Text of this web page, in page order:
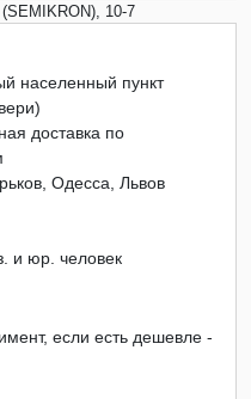
10-7
населенный пункт
доставка по
Одесса, Львов
и юр. человек
если есть дешевле -